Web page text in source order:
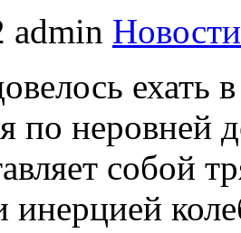
admin Новости
ехать
по неровней
собой
инерцией